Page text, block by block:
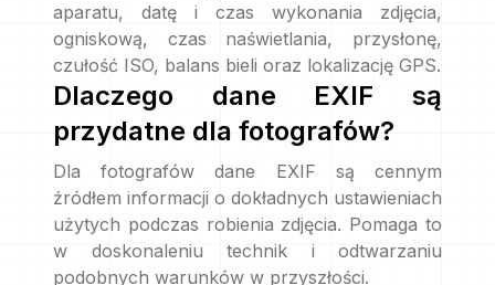
aparatu, datę i czas wykonania zdjęcia,
ogniskową, czas naświetlania, przysłonę,
czułość ISO, balans bieli oraz lokalizację GPS.
Dlaczego dane EXIF są
przydatne dla fotografów?
Dla fotografów dane EXIF są cennym
źródłem informacji o dokładnych ustawieniach
użytych podczas robienia zdjęcia. Pomaga to
w doskonaleniu technik i odtwarzaniu
podobnych warunków w przyszłości.